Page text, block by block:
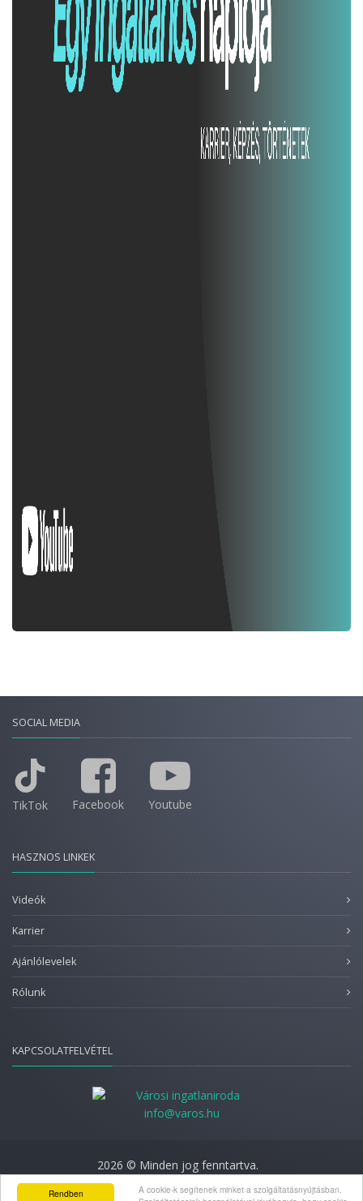
Rendben
A cookie-k segítenek minket a szolgáltatásnyújtásban.
SOCIAL MEDIA
TikTok Facebook Youtube
HASZNOS LINKEK
Videók
Karrier
Ajánlólevelek
Rólunk
KAPCSOLATFELVÉTEL
info@varos.hu
2026 © Minden jog fenntartva.
Adatkezelési nyilatkozat